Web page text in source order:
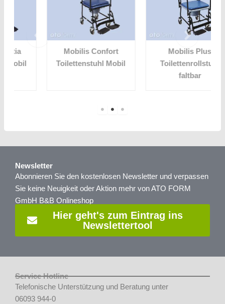
Mobilis Confort
Toilettenstuhl Mobil
Mobilis Plus
Toilettenrollstuhl
Newsletter
Abonnieren Sie den kostenlosen Newsletter und verpassen
Sie keine Neuigkeit oder Aktion mehr von ATO FORM
GmbH B&B Onlineshop
Hier geht's zum Eintrag ins
Newslettertool
Service Hotline
Telefonische Unterstützung und Beratung unter
06093 944-0